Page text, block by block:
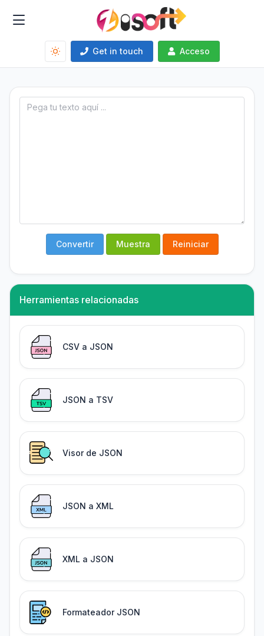
Get in touch Acceso
Convertir Muestra Reiniciar
Herramientas relacionadas
CSV a JSON
JSON a TSV
Visor de JSON
JSON a XML
XML a JSON
Formateador JSON